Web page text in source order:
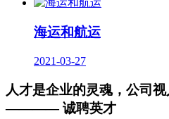
海运和航运
2021-03-27
人才是企业的灵魂，公司
———— 诚聘英才